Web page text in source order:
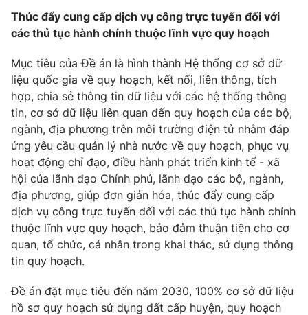
Sản phẩm
Thị trường
Tư vấn
Giao lưu trực tuyến
Lịch phát sóng
Chuyên mục khác
Emagazine Podcast
Photo Infographic
Video Shorts video
VTV Money VTV Thể thao
VTV Sức khoẻ Bất động sản
Thúc đẩy cung cấp dịch vụ công trực tuyến đối với
các thủ tục hành chính thuộc lĩnh vực quy hoạch
Mục tiêu của Đề án là hình thành Hệ thống cơ sở dữ
liệu quốc gia về quy hoạch, kết nối, liên thông, tích
hợp, chia sẻ thông tin dữ liệu với các hệ thống thông
tin, cơ sở dữ liệu liên quan đến quy hoạch của các bộ,
ngành, địa phương trên môi trường điện tử nhằm đáp
ứng yêu cầu quản lý nhà nước về quy hoạch, phục vụ
hoạt động chỉ đạo, điều hành phát triển kinh tế - xã
hội của lãnh đạo Chính phủ, lãnh đạo các bộ, ngành,
địa phương, giúp đơn giản hóa, thúc đẩy cung cấp
dịch vụ công trực tuyến đối với các thủ tục hành chính
thuộc lĩnh vực quy hoạch, bảo đảm thuận tiện cho cơ
quan, tổ chức, cá nhân trong khai thác, sử dụng thông
tin quy hoạch.
Đề án đặt mục tiêu đến năm 2030, 100% cơ sở dữ liệu
hồ sơ quy hoạch sử dụng đất cấp huyện, quy hoạch